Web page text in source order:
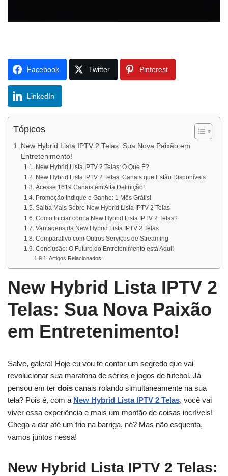
Facebook Twitter Pinterest
LinkedIn
Tópicos
New Hybrid Lista IPTV 2 Telas: Sua Nova Paixão em
Entretenimento!
New Hybrid Lista IPTV 2 Telas: O Que É?
New Hybrid Lista IPTV 2 Telas: Canais que Estão Disponíveis
Acesse 1619 Canais em Alta Definição!
Promoção Indique e Ganhe: 1 Mês Grátis!
Saiba Mais Sobre New Hybrid Lista IPTV 2 Telas
Como Iniciar com a New Hybrid Lista IPTV 2 Telas?
Vantagens da New Hybrid Lista IPTV 2 Telas
Comparativo com Outros Serviços de Streaming
Conclusão: O Futuro do Entretenimento está Aqui!
Artigos Relacionados:
New Hybrid Lista IPTV 2
Telas: Sua Nova Paixão
em Entretenimento!
Salve, galera! Hoje eu vou te contar um segredo que vai
revolucionar sua maratona de séries e jogos de futebol. Já
pensou em ter dois canais rolando simultaneamente na sua
tela? Pois é, com a New Hybrid Lista IPTV 2 Telas, você vai
viver essa experiência e mais um montão de coisas incríveis!
Chega a dar até um frio na barriga, né? Mas não esquenta,
vamos juntos nessa!
New Hybrid Lista IPTV 2 Telas: